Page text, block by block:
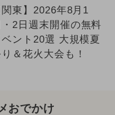
関東】2026年8月1
・2日週末開催の無料
ベント20選 大規模夏
＆花火大会も！
おでかけ